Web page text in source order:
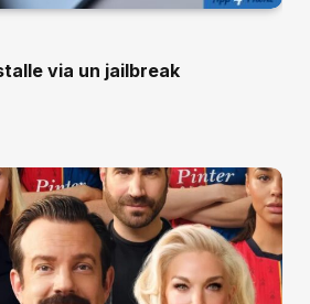
via un jailbreak